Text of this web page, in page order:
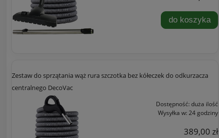
do koszyka
Zestaw do sprzątania wąż rura szczotka bez kółeczek do odkurzacza
centralnego DecoVac
Dostępność: duża ilość
Wysyłka w: 24 godziny
389,00 zł